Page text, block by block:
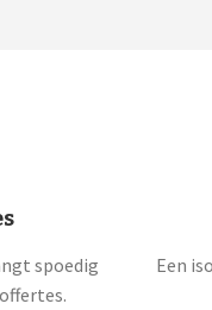
spoedig
Een